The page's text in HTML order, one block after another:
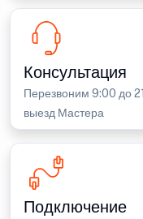
Консультация
Перезвоним 9:00 до
выезд Мастера
Подключение